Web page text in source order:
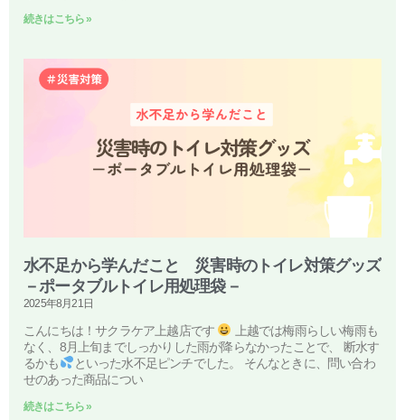
続きはこちら »
水不足から学んだこと 災害時のトイレ対策グッズ
－ポータブルトイレ用処理袋－
2025年8月21日
こんにちは！サクラケア上越店です
上越では梅雨らしい梅雨も
なく、8月上旬までしっかりした雨が降らなかったことで、 断水す
るかも
といった水不足ピンチでした。 そんなときに、問い合わ
せのあった商品につい
続きはこちら »